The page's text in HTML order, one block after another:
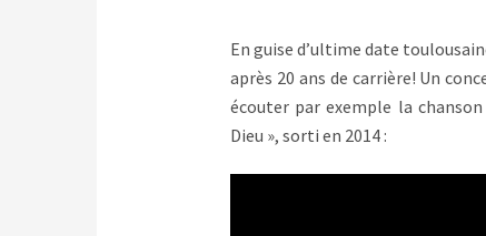
En guise d’ultime date
après 20 ans de carrière! Un
écouter par exemple la
Dieu », sorti en 2014 :